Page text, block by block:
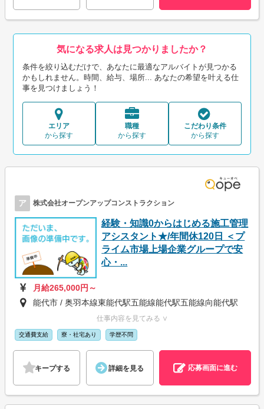
気になる求人は見つかりましたか？
条件を絞り込むだけで、あなたに最適なアルバイトが見つかる
かもしれません。時間、給与、場所... あなたの希望を叶える仕
事を見つけましょう！
エリア
から探す
職種
から探す
こだわり条件
から探す
ア 株式会社オープンアップコンストラクション
経験・知識0からはじめる施工管理
アシスタント★/年間休120日 ＜プ
ライム市場上場企業グループで安
心・...
月給265,000円～
能代市 / 奥羽本線東能代駅五能線能代駅五能線向能代駅
仕事内容を見てみる ∨
交通費支給 寮・社宅あり 学歴不問
キープする 詳細を見る 応募画面に進む